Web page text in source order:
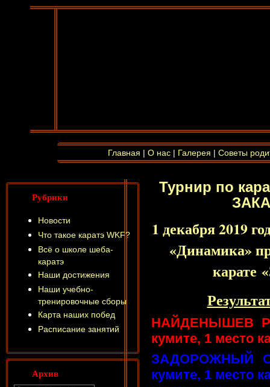
Главная | О нас | Галерея | Советы
Турнир по
1 декабря 2019
«Динамика»
карате
НАЙДЕНЫШЕВ
кумите, 1 место
ЗАДОРОЖНЫЙ
кумите, 1 место
Рубрики
Новости
Что такое каратэ WKF?
Всё о школе шеба-
каратэ
Наши достижения
Наши учебно-
тренировочные сборы
Карта наших побед
Расписание занятий
Архив